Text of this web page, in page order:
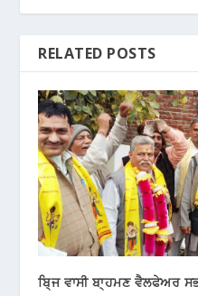
RELATED POSTS
ਬਿ੍ਜ ਵਾਸੀ ਬਾ੍ਹਮਣ ਵੈਲਫੇਅਰ